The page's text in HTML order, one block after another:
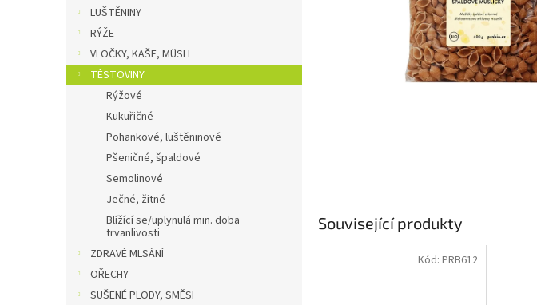
LUŠTĚNINY
RÝŽE
VLOČKY, KAŠE, MÜSLI
TĚSTOVINY
Rýžové
Kukuřičné
Pohankové, luštěninové
Pšeničné, špaldové
Semolinové
Ječné, žitné
Blížící se/uplynulá min. doba
trvanlivosti
ZDRAVÉ MLSÁNÍ
OŘECHY
SUŠENÉ PLODY, SMĚSI
Související produkty
Kód: PRB612